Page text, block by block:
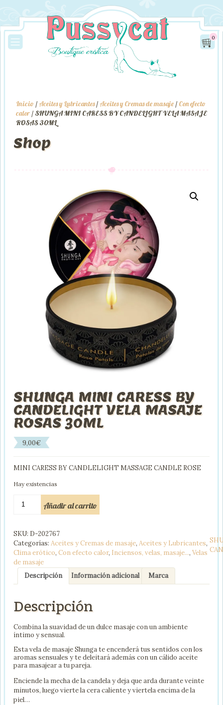
0
Inicio / Aceites y Lubricantes/ Aceites y Cremas de masaje / Con efecto
calor / SHUNGA MINI CARESS BY CANDELIGHT VELA MASAJE
ROSAS 30ML
Shop
SHUNGA MINI CARESS BY
CANDELIGHT VELA MASAJE
ROSAS 30ML
9,00€
MINI CARESS BY CANDLELIGHT MASSAGE CANDLE ROSE
Hay existencias
MINI
CANDELIGHT
VELA
MASAJE
ROSAS
30ML
cantidad
Añadir al carrito
SKU: D-202767
Categorías: Aceites y Cremas de masaje, Aceites y Lubricantes,
Clima erótico, Con efecto calor, Inciensos, velas, masaje..., Velas
de masaje
Descripción Información adicional Marca
Descripción
Combina la suavidad de un dulce masaje con un ambiente
íntimo y sensual.
Esta vela de masaje Shunga te encenderá tus sentidos con los
aromas sensuales y te deleitará además con un cálido aceite
para masajear a tu pareja.
Enciende la mecha de la candela y deja que arda durante veinte
minutos, luego vierte la cera caliente y viertela encima de la
piel…